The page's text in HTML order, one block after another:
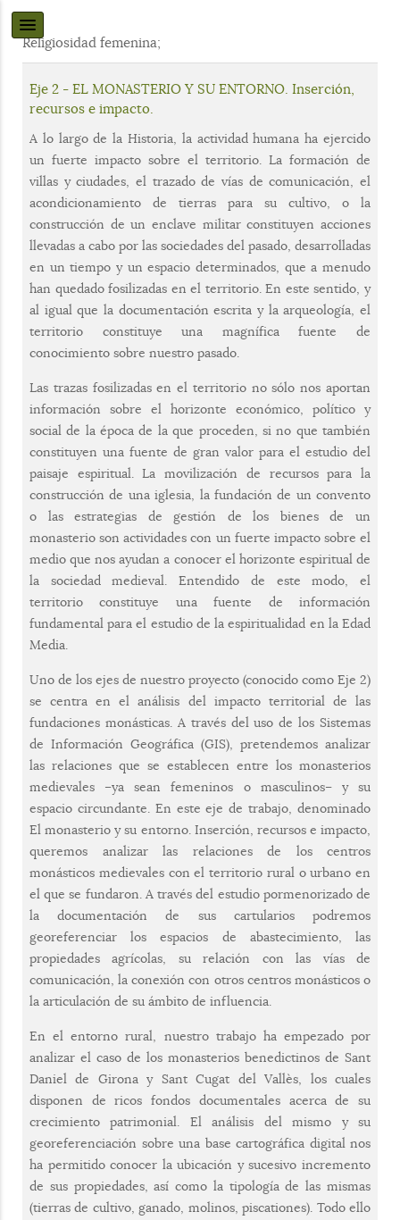
Religiosidad femenina;
Eje 2 - EL MONASTERIO Y SU ENTORNO. Inserción,
recursos e impacto.
A lo largo de la Historia, la actividad humana ha ejercido
un fuerte impacto sobre el territorio. La formación de
villas y ciudades, el trazado de vías de comunicación, el
acondicionamiento de tierras para su cultivo, o la
construcción de un enclave militar constituyen acciones
llevadas a cabo por las sociedades del pasado, desarrolladas
en un tiempo y un espacio determinados, que a menudo
han quedado fosilizadas en el territorio. En este sentido, y
al igual que la documentación escrita y la arqueología, el
territorio constituye una magnífica fuente de
conocimiento sobre nuestro pasado.
Las trazas fosilizadas en el territorio no sólo nos aportan
información sobre el horizonte económico, político y
social de la época de la que proceden, si no que también
constituyen una fuente de gran valor para el estudio del
paisaje espiritual. La movilización de recursos para la
construcción de una iglesia, la fundación de un convento
o las estrategias de gestión de los bienes de un
monasterio son actividades con un fuerte impacto sobre el
medio que nos ayudan a conocer el horizonte espiritual de
la sociedad medieval. Entendido de este modo, el
territorio constituye una fuente de información
fundamental para el estudio de la espiritualidad en la Edad
Media.
Uno de los ejes de nuestro proyecto (conocido como Eje 2)
se centra en el análisis del impacto territorial de las
fundaciones monásticas. A través del uso de los Sistemas
de Información Geográfica (GIS), pretendemos analizar
las relaciones que se establecen entre los monasterios
medievales –ya sean femeninos o masculinos– y su
espacio circundante. En este eje de trabajo, denominado
El monasterio y su entorno. Inserción, recursos e impacto,
queremos analizar las relaciones de los centros
monásticos medievales con el territorio rural o urbano en
el que se fundaron. A través del estudio pormenorizado de
la documentación de sus cartularios podremos
georeferenciar los espacios de abastecimiento, las
propiedades agrícolas, su relación con las vías de
comunicación, la conexión con otros centros monásticos o
la articulación de su ámbito de influencia.
En el entorno rural, nuestro trabajo ha empezado por
analizar el caso de los monasterios benedictinos de Sant
Daniel de Girona y Sant Cugat del Vallès, los cuales
disponen de ricos fondos documentales acerca de su
crecimiento patrimonial. El análisis del mismo y su
georeferenciación sobre una base cartográfica digital nos
ha permitido conocer la ubicación y sucesivo incremento
de sus propiedades, así como la tipología de las mismas
(tierras de cultivo, ganado, molinos, piscationes). Todo ello